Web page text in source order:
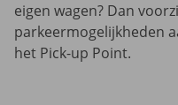
eigen wagen? Dan
parkeermogelijkheden
het Pick-up Point.